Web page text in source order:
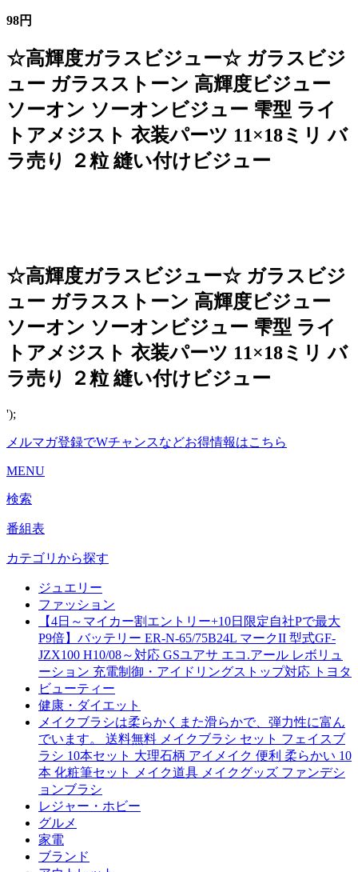
98円
☆高輝度ガラスビジュー☆ ガラスビジ
ュー ガラスストーン 高輝度ビジュー
ソーオン ソーオンビジュー 雫型 ライ
トアメジスト 衣装パーツ 11×18ミリ バ
ラ売り ２粒 縫い付けビジュー
☆高輝度ガラスビジュー☆ ガラスビジ
ュー ガラスストーン 高輝度ビジュー
ソーオン ソーオンビジュー 雫型 ライ
トアメジスト 衣装パーツ 11×18ミリ バ
ラ売り ２粒 縫い付けビジュー
');
メルマガ登録でWチャンスなどお得情報はこちら
MENU
検索
番組表
カテゴリから探す
ジュエリー
ファッション
【4日～マイカー割エントリー+10日限定自社Pで最大
P9倍】バッテリー ER-N-65/75B24L マークII 型式GF-
JZX100 H10/08～対応 GSユアサ エコ.アール レボリュ
ーション 充電制御・アイドリングストップ対応 トヨタ
ビューティー
健康・ダイエット
メイクブラシは柔らかくまた滑らかで、弾力性に富ん
でいます。 送料無料 メイクブラシ セット フェイスブ
ラシ 10本セット 大理石柄 アイメイク 便利 柔らかい 10
本 化粧筆セット メイク道具 メイクグッズ ファンデシ
ョンブラシ
レジャー・ホビー
グルメ
家電
ブランド